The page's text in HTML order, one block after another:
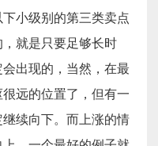
小级别的第三类卖点
就是只要足够长时
出现的，当然，在最
远的位置了，但有一
续向下。而上涨的情